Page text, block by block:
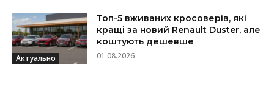
Актуально
Топ-5 вживаних кросоверів, які
кращі за новий Renault Duster, але
коштують дешевше
01.08.2026